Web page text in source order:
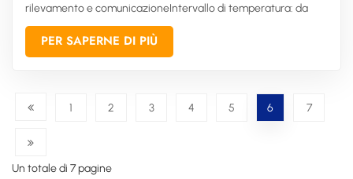
rilevamento e comunicazioneIntervallo di temperatura: da
-196 °C a +260 °C, brevemente 300 °C Soddisfa i requisiti
applicativi speciali della fibra ottica in ambienti con radiazioni.
PER SAPERNE DI PIÙ
1 2 3 4 5 6 7
Un totale di 7 pagine